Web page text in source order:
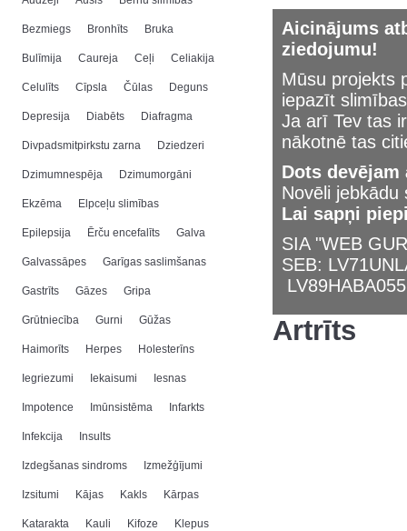
Bezmiegs Bronhīts Bruka
Bulīmija Caureja Ceļi Celiakija
Celulīts Cīpsla Čūlas Deguns
Depresija Diabēts Diafragma
Divpadsmitpirkstu zarna Dziedzeri
Dzimumnespēja Dzimumorgāni
Ekzēma Elpceļu slimības
Epilepsija Ērču encefalīts Galva
Galvassāpes Garīgas saslimšanas
Gastrīts Gāzes Gripa
Grūtniecība Gurni Gūžas
Haimorīts Herpes Holesterīns
Iegriezumi Iekaisumi Iesnas
Impotence Imūnsistēma Infarkts
Infekcija Insults
Izdegšanas sindroms Izmežģījumi
Izsitumi Kājas Kakls Kārpas
Katarakta Kauli Kifoze Klepus
Aicinājums
ziedojumu!
Mūsu projekts
iepazīt
Ja arī Tev tas
nākotnē tas
Dots
Novēli
Lai sapņi
SIA "WEB
SEB:
Artrīts